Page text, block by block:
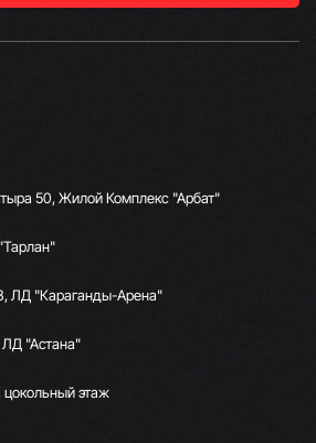
50, Жилой Комплекс "Арбат"
​ЛД "Караганды-Арена"
ЛД "Астана"
цокольный этаж